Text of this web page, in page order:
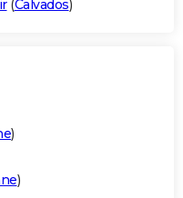
(Calvados)
)
)